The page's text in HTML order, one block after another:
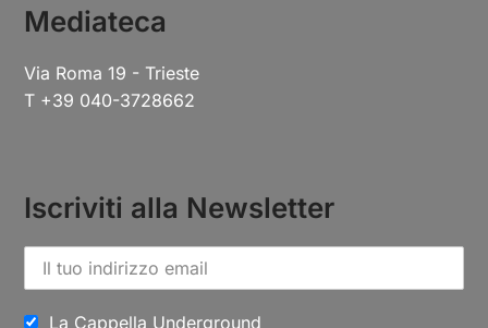
Mediateca
Via Roma 19 - Trieste
T +39 040-3728662
Iscriviti alla Newsletter
La Cappella Underground